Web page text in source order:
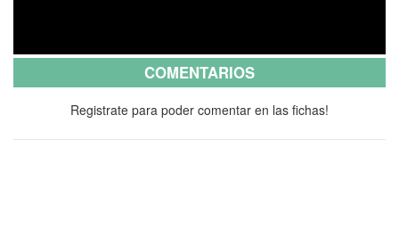
COMENTARIOS
Registrate para poder comentar en las fichas!